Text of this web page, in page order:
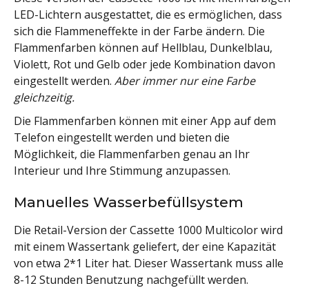
LED-Lichtern ausgestattet, die es ermöglichen, dass
sich die Flammeneffekte in der Farbe ändern. Die
Flammenfarben können auf Hellblau, Dunkelblau,
Violett, Rot und Gelb oder jede Kombination davon
eingestellt werden. Aber immer nur eine Farbe
gleichzeitig.
Die Flammenfarben können mit einer App auf dem
Telefon eingestellt werden und bieten die
Möglichkeit, die Flammenfarben genau an Ihr
Interieur und Ihre Stimmung anzupassen.
Manuelles Wasserbefüllsystem
Die Retail-Version der Cassette 1000 Multicolor wird
mit einem Wassertank geliefert, der eine Kapazität
von etwa 2*1 Liter hat. Dieser Wassertank muss alle
8-12 Stunden Benutzung nachgefüllt werden.